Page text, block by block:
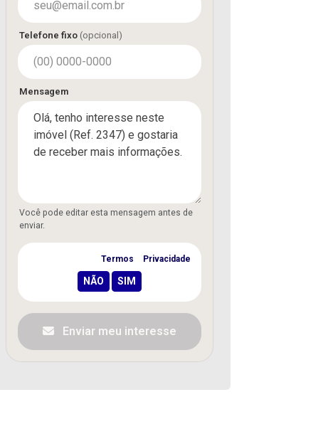
Telefone fixo (opcional)
Mensagem
Você pode editar esta mensagem antes de
enviar.
Termos Privacidade
Enviar meu interesse